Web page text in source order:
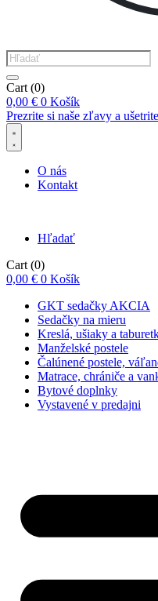
Products
search
Cart (0)
0,00 € 0 Košík
Prezrite si naše zľavy a
O nás
Kontakt
Hľadať
Cart (0)
0,00 € 0 Košík
GKT sedačky AKCIA
Sedačky na mieru
Kreslá, ušiaky a
Manželské postele
Čalúnené postele,
Matrace, chrániče a
Bytové doplnky
Vystavené v predajni